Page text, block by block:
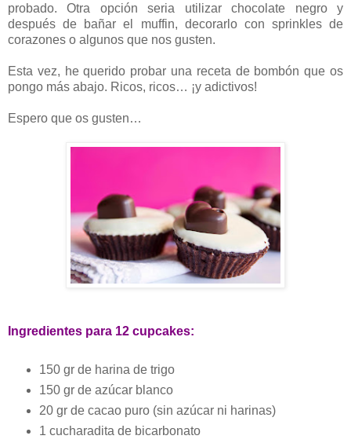
probado. Otra opción seria utilizar chocolate negro y
después de bañar el muffin, decorarlo con sprinkles de
corazones o algunos que nos gusten.
Esta vez, he querido probar una receta de bombón que os
pongo más abajo. Ricos, ricos… ¡y adictivos!
Espero que os gusten…
Ingredientes para 12 cupcakes:
150 gr de harina de trigo
150 gr de azúcar blanco
20 gr de cacao puro (sin azúcar ni harinas)
1 cucharadita de bicarbonato